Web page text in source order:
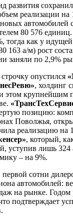
развития
реализации на
автомобилей
80 576
тогда как у
163 а/м) рост
заняли по 2,9%
опустился
, холдинг
этом крупнейшим
позицию:
Поволжья,
реализацию на
, который,
уступив лишь 324
– на 9%.
сотни
автомобилей:
на рынке. Годом
подтверждает